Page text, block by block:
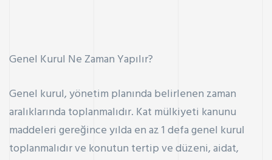
Genel Kurul Ne Zaman Yapılır?
Genel kurul, yönetim planında belirlenen zaman
aralıklarında toplanmalıdır. Kat mülkiyeti kanunu
maddeleri gereğince yılda en az 1 defa genel kurul
toplanmalıdır ve konutun tertip ve düzeni, aidat,